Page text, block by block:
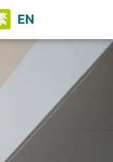
EN